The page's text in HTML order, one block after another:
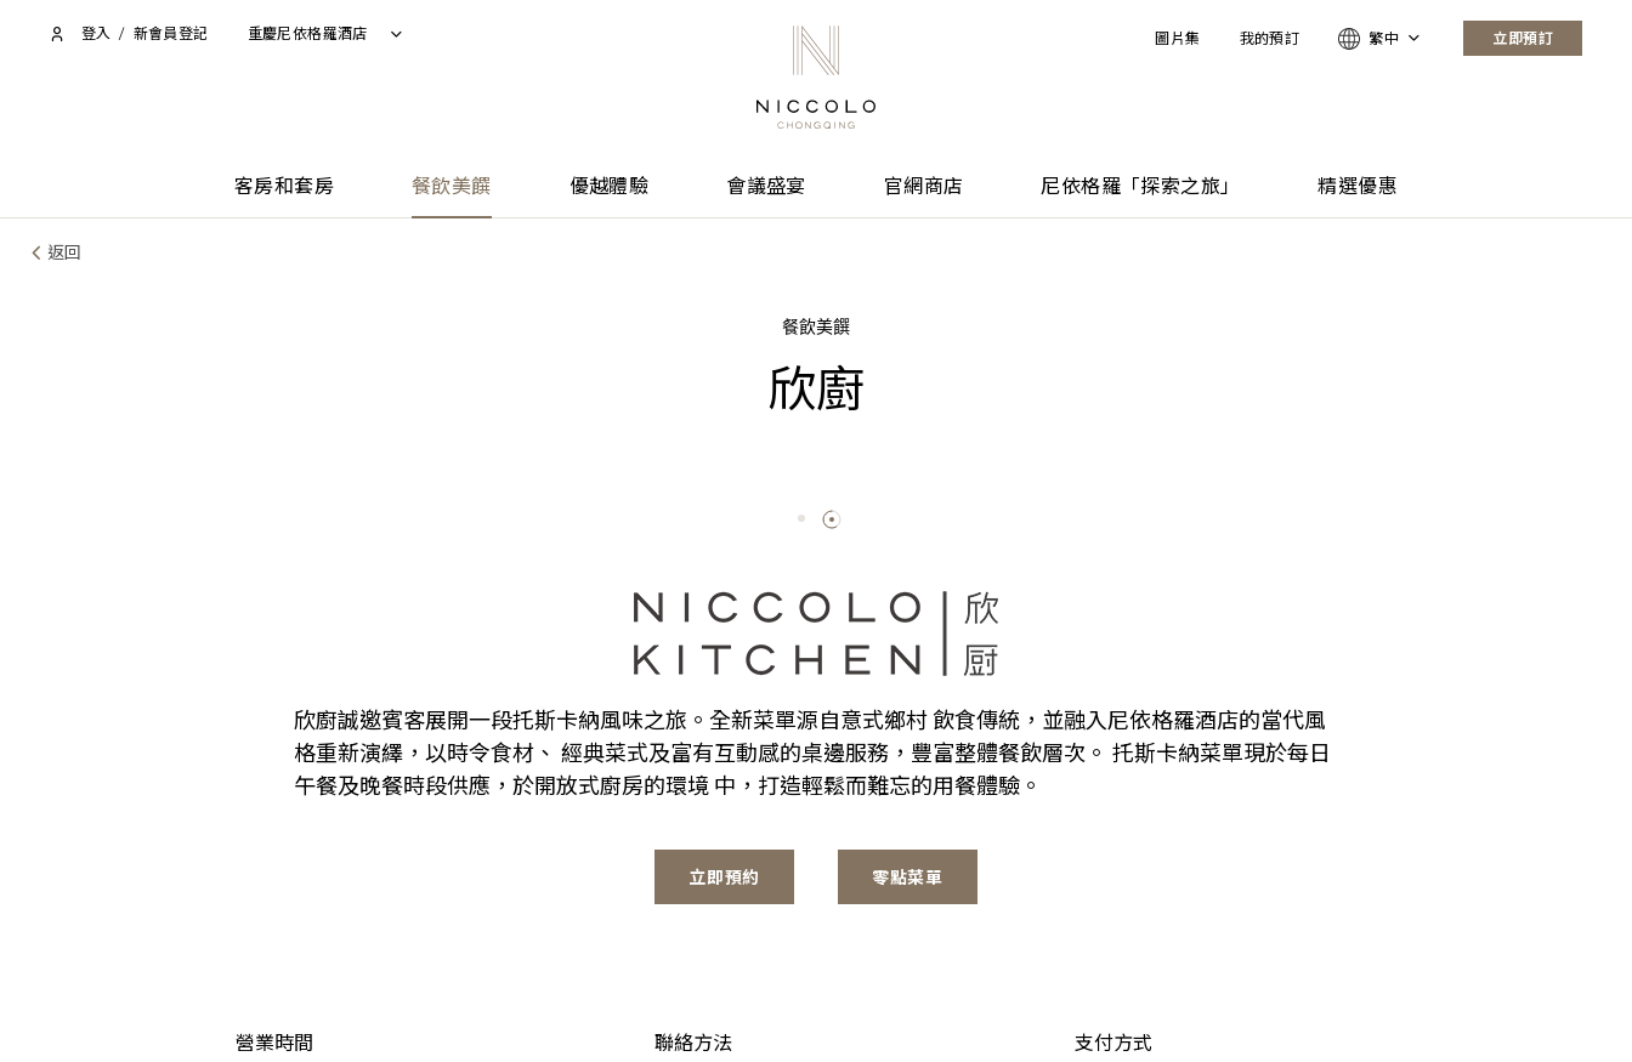
登入 / 新會員登記 重慶尼依格羅酒店 圖片集 我的預訂 繁中 立即預訂
客房和套房 餐飲美饌 優越體驗 會議盛宴 官網商店 尼依格羅「探索之旅」 精選優惠
返回
餐飲美饌
欣廚
欣廚誠邀賓客展開一段托斯卡納風味之旅。全新菜單源自意式鄉村 飲食傳統，並融入尼依格羅酒店的當代風
格重新演繹，以時令食材、 經典菜式及富有互動感的桌邊服務，豐富整體餐飲層次。 托斯卡納菜單現於每日
午餐及晚餐時段供應，於開放式廚房的環境 中，打造輕鬆而難忘的用餐體驗。
立即預約 零點菜單
營業時間
聯絡方法
支付方式